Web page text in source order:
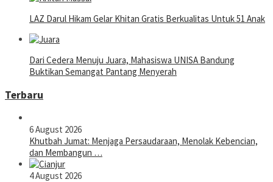
LAZ Darul Hikam Gelar Khitan Gratis Berkualitas Untuk 51 Anak
Dari Cedera Menuju Juara, Mahasiswa UNISA Bandung
Buktikan Semangat Pantang Menyerah
Terbaru
6 August 2026
Khutbah Jumat: Menjaga Persaudaraan, Menolak Kebencian,
dan Membangun …
4 August 2026